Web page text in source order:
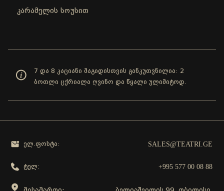
კარამელის სოუსით
7 და 8 კაციანი მაგიდისთვის განკუთვნილია: 2
ბოთლი ცქრიალა ღვინო და წყალი ულიმიტოდ.
ელ.ფოსტა: SALES@TEATRI.GE
ტელ: +995 577 00 08 88